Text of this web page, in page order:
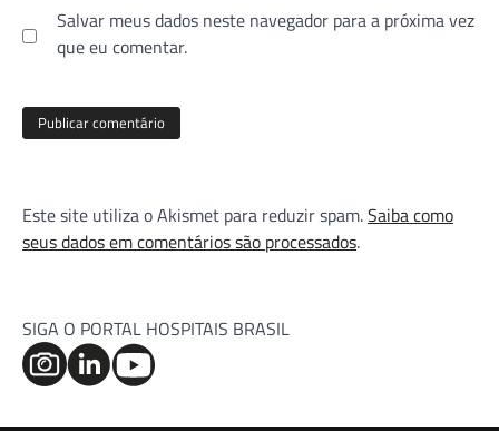
Salvar meus dados neste navegador para a próxima vez
que eu comentar.
Este site utiliza o Akismet para reduzir spam.Saiba como
seus dados em comentários são processados.
SIGA O PORTAL HOSPITAIS BRASIL